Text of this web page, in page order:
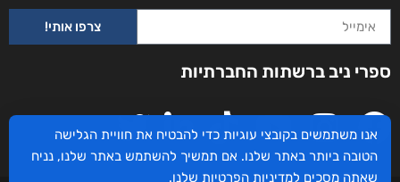
מידע נוסף
תקנון האתר
צרו קשר
הצהרת נגישות
לקוחות
קטגוריות
דף הבית
מי אנחנו?
אנו משתמשים בקובצי עוגיות כדי להבטיח את חוויית הגלישה
הטובה ביותר באתר שלנו. אם תמשיך להשתמש באתר שלנו, נניח
שאתה מסכים למדיניות הפרטיות שלנו.